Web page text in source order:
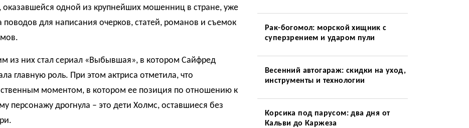
одной из крупнейших мошенниц в стране, уже
поводов для написания очерков, статей, романов и съемок
из них стал сериал «Выбывшая», в котором Сайфред
главную роль. При этом актриса отметила, что
моментом, в котором ее позиция по отношению к
персонажу дрогнула – это дети Холмс, оставшиеся без
Рак-богомол: морской хищник с
суперзрением и ударом пули
Весенний автогараж: скидки на уход,
инструменты и технологии
Корсика под парусом: два дня от
Кальви до Каржеза